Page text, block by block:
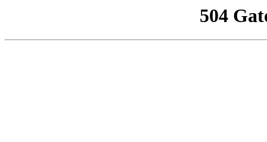
504